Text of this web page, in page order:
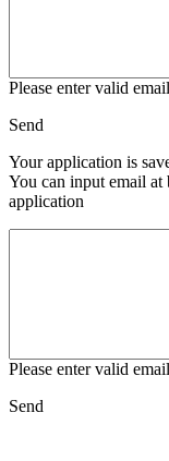
Please enter valid
Send
Your application is
You can input email
application
Please enter valid
Send